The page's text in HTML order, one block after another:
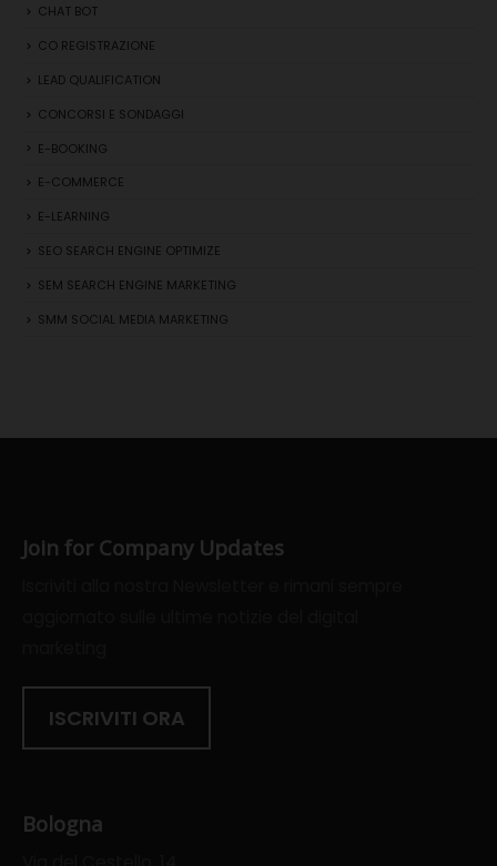
CHAT BOT
CO REGISTRAZIONE
LEAD QUALIFICATION
CONCORSI E SONDAGGI
E-BOOKING
E-COMMERCE
E-LEARNING
SEO SEARCH ENGINE OPTIMIZE
SEM SEARCH ENGINE MARKETING
SMM SOCIAL MEDIA MARKETING
Join for Company Updates
ISCRIVITI ORA
Bologna